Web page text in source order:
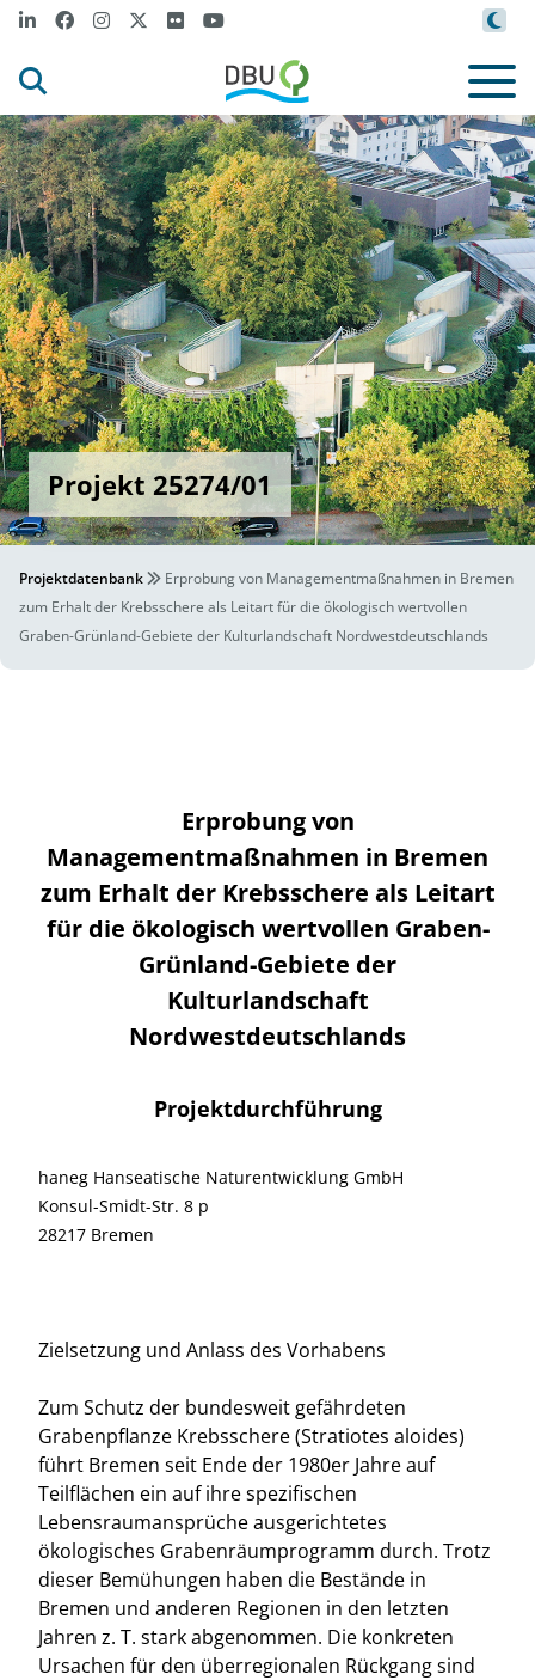
Projekt 25274/01
Projektdatenbank
Erprobung von Managementmaßnahmen in Bremen
zum Erhalt der Krebsschere als Leitart für die ökologisch wertvollen
Graben-Grünland-Gebiete der Kulturlandschaft Nordwestdeutschlands
Erprobung von
Managementmaßnahmen in Bremen
zum Erhalt der Krebsschere als Leitart
für die ökologisch wertvollen Graben-
Grünland-Gebiete der
Kulturlandschaft
Nordwestdeutschlands
Projektdurchführung
haneg Hanseatische Naturentwicklung GmbH
Konsul-Smidt-Str. 8 p
28217 Bremen
Zielsetzung und Anlass des Vorhabens
Zum Schutz der bundesweit gefährdeten
Grabenpflanze Krebsschere (Stratiotes aloides)
führt Bremen seit Ende der 1980er Jahre auf
Teilflächen ein auf ihre spezifischen
Lebensraumansprüche ausgerichtetes
ökologisches Grabenräumprogramm durch. Trotz
dieser Bemühungen haben die Bestände in
Bremen und anderen Regionen in den letzten
Jahren z. T. stark abgenommen. Die konkreten
Ursachen für den überregionalen Rückgang sind